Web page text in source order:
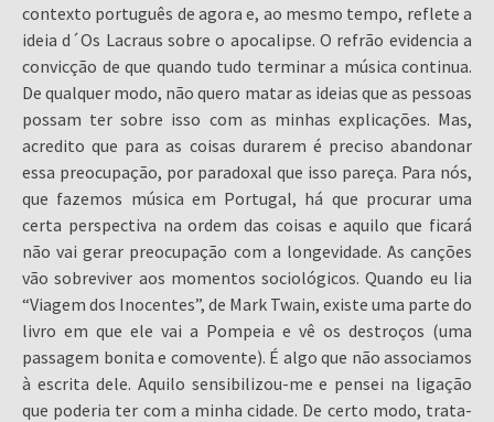
contexto português de agora e, ao mesmo tempo, reflete a
ideia d´Os Lacraus sobre o apocalipse. O refrão evidencia a
convicção de que quando tudo terminar a música continua.
De qualquer modo, não quero matar as ideias que as pessoas
possam ter sobre isso com as minhas explicações. Mas,
acredito que para as coisas durarem é preciso abandonar
essa preocupação, por paradoxal que isso pareça. Para nós,
que fazemos música em Portugal, há que procurar uma
certa perspectiva na ordem das coisas e aquilo que ficará
não vai gerar preocupação com a longevidade. As canções
vão sobreviver aos momentos sociológicos. Quando eu lia
“Viagem dos Inocentes”, de Mark Twain, existe uma parte do
livro em que ele vai a Pompeia e vê os destroços (uma
passagem bonita e comovente). É algo que não associamos
à escrita dele. Aquilo sensibilizou-me e pensei na ligação
que poderia ter com a minha cidade. De certo modo, trata-